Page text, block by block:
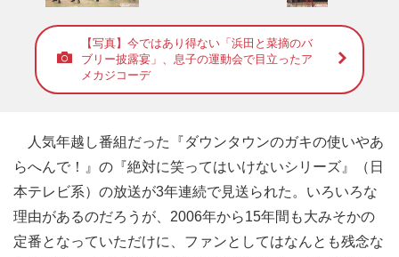
【写真】今ではあり得ない「浜田と菜摘のバ
ブリー披露宴」、息子の運動会で目立ったア
メカジコーデ
人気年越し番組だった『ダウンタウンのガキの使いやあ
らへんで！』の『絶対に笑ってはいけないシリーズ』（日
本テレビ系）の放送が3年連続で見送られた。いろいろな
理由があるのだろうが、2006年から15年間も大みそかの
定番となっていただけに、ファンとしてはなんとも残念な